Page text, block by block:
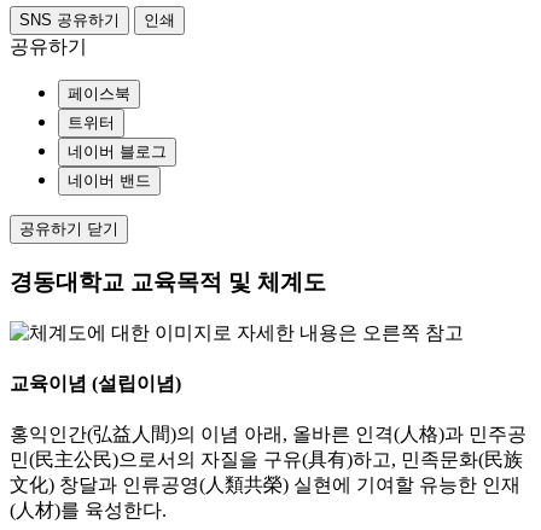
SNS 공유하기 인쇄
공유하기
페이스북
트위터
네이버 블로그
네이버 밴드
공유하기 닫기
경동대학교 교육목적 및 체계도
교육이념 (설립이념)
홍익인간(弘益人間)의 이념 아래, 올바른 인격(人格)과 민주공
민(民主公民)으로서의 자질을 구유(具有)하고, 민족문화(民族
文化) 창달과 인류공영(人類共榮) 실현에 기여할 유능한 인재
(人材)를 육성한다.